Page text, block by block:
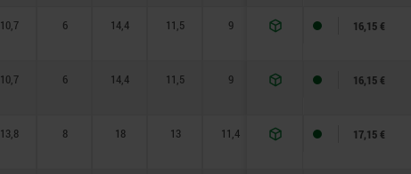
10,7 6 14,4 11,5 9 13,5 16,15 €
10,7 6 14,4 11,5 9 13,5 16,15 €
13,8 8 18 13 11,4 17,2 17,15 €